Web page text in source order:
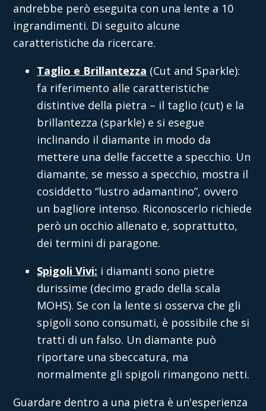
andrebbe però eseguita con una lente a 10
ingrandimenti. Di seguito alcune
caratteristiche da ricercare.
Taglio e Brillantezza (Cut and Sparkle):
fa riferimento alle caratteristiche
distintive della pietra – il taglio (cut) e la
brillantezza (sparkle) e si esegue
inclinando il diamante in modo da
mettere una delle faccette a specchio. Un
diamante, se messo a specchio, mostra il
cosiddetto “lustro adamantino”, ovvero
un bagliore intenso. Riconoscerlo richiede
però un occhio allenato e, soprattutto,
dei termini di paragone.
Spigoli Vivi: i diamanti sono pietre
durissime (decimo grado della scala
MOHS). Se con la lente si osserva che gli
spigoli sono consumati, è possibile che si
tratti di un falso. Un diamante può
riportare una sbeccatura, ma
normalmente gli spigoli rimangono netti.
Guardare dentro a una pietra è un'esperienza